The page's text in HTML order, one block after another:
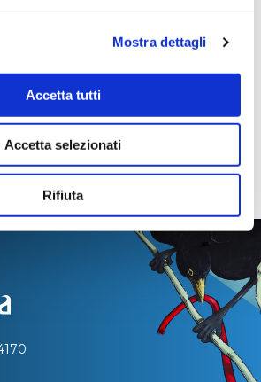
Mostra dettagli
Accetta tutti
Accetta selezionati
Rifiuta